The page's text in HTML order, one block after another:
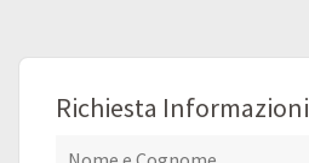
Richiesta Informazioni